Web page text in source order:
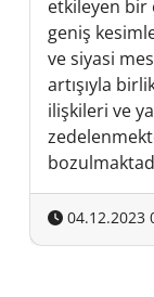
etkileyen bir
geniş
ve siyasi
artışıyla
ilişkileri ve
04.12.2023